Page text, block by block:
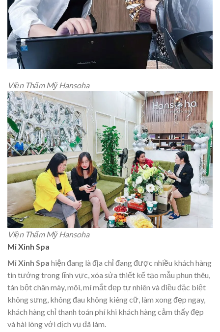
Viện Thẩm Mỹ Hansoha
Viện Thẩm Mỹ Hansoha
Mi Xinh Spa
Mi Xinh Spa hiện đang là địa chỉ đang được nhiều khách hàng
tin tưởng trong lĩnh vực, xóa sửa thiết kế tạo mẫu phun thêu,
tán bột chân mày, môi, mí mắt đẹp tự nhiên và điều đặc biệt
không sưng, không đau không kiêng cữ, làm xong đẹp ngay,
khách hàng chỉ thanh toán phí khi khách hàng cảm thấy đẹp
và hài lòng với dịch vụ đã làm.